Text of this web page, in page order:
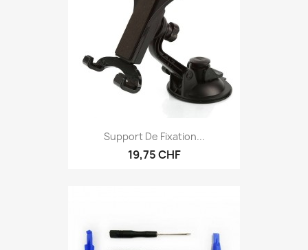
Support De Fixation...
19,75 CHF